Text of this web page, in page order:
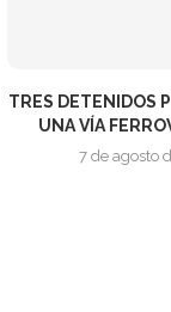
TRES DETENIDOS
UNA VÍA
7 de agosto